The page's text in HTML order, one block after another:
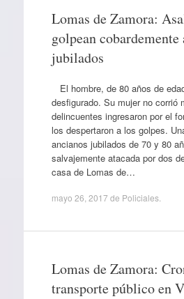
Lomas de Zamora:
golpean cobardemente
jubilados
El hombre, de 80 años de
desfigurado. Su mujer no corrió
delincuentes ingresaron por el
los despertaron a los golpes.
ancianos jubilados de 70 y 80
salvajemente atacada por dos
casa de Lomas de…
mayo 26, 2017 de Policiales.
Lomas de Zamora:
transporte público en